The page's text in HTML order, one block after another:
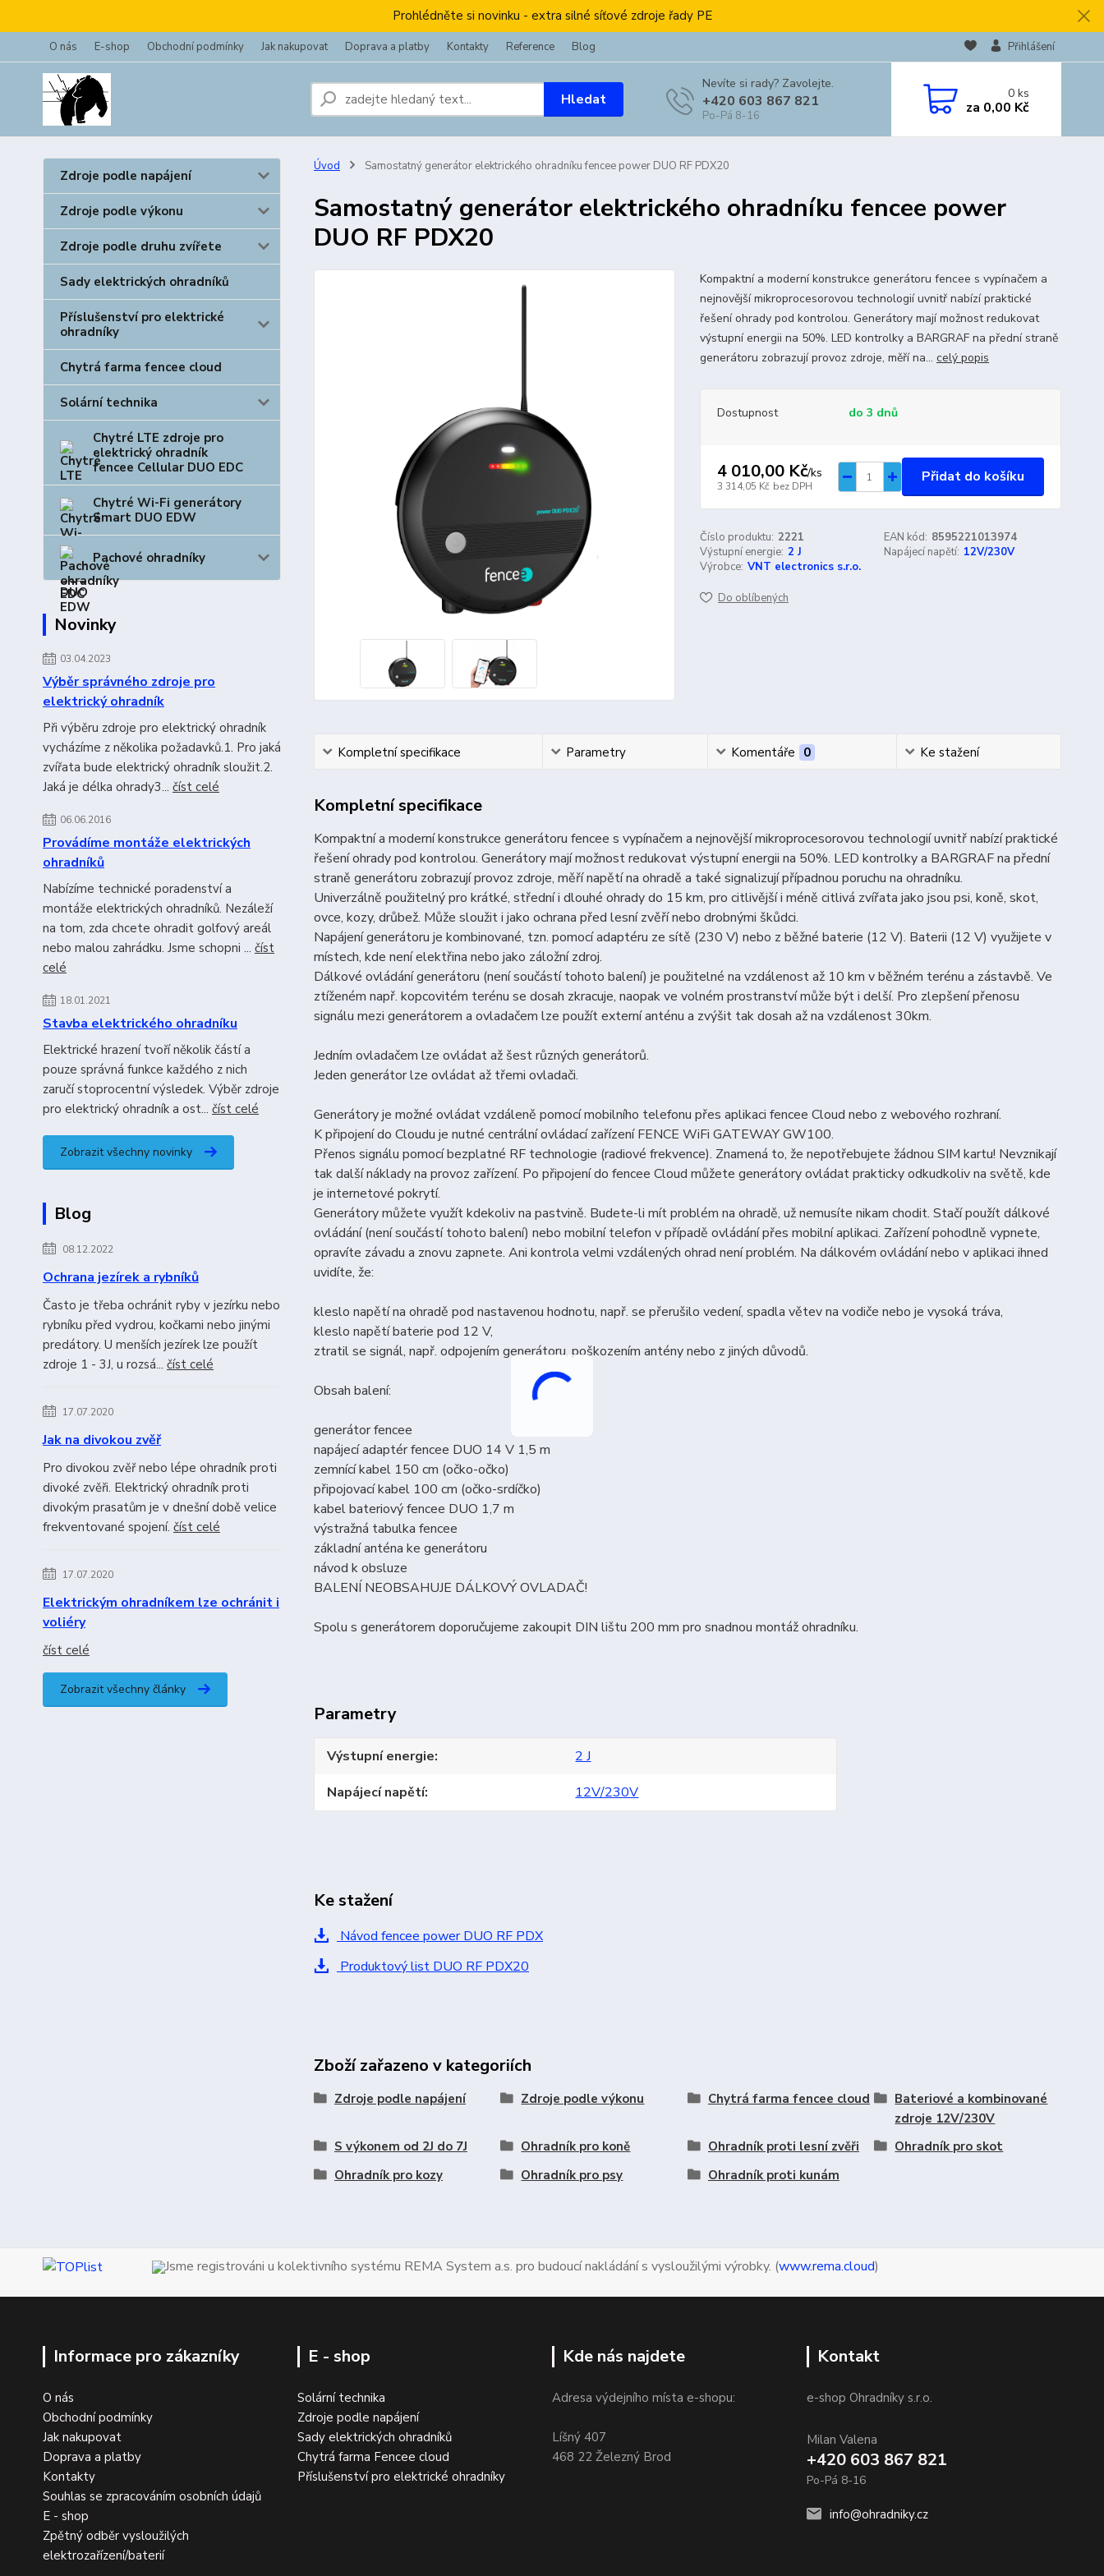
Prohlédněte si novinku - extra silné síťové zdroje řady PE
O nás E-shop Obchodní podmínky Jak nakupovat Doprava a platby Kontakty Reference Blog Přihlášení
Hledat
Nevíte si rady? Zavolejte.
+420 603 867 821
Po-Pá 8-16
0ks
za 0,00 Kč
Zdroje podle napájení
Zdroje podle výkonu
Zdroje podle druhu zvířete
Sady elektrických ohradníků
Příslušenství pro elektrické
ohradníky
Chytrá farma fencee cloud
Solární technika
Chytré LTE zdroje pro
elektrický ohradník
fencee Cellular DUO EDC
Chytré Wi-Fi generátory
Smart DUO EDW
Pachové ohradníky
Novinky
03.04.2023
Výběr správného zdroje pro
elektrický ohradník
Při výběru zdroje pro elektrický ohradník
vycházíme z několika požadavků.1. Pro jaká
zvířata bude elektrický ohradník sloužit.2.
Jaká je délka ohrady3... číst celé
06.06.2016
Provádíme montáže elektrických
ohradníků
Nabízíme technické poradenství a
montáže elektrických ohradníků. Nezáleží
na tom, zda chcete ohradit golfový areál
nebo malou zahrádku. Jsme schopni ... číst
celé
18.01.2021
Stavba elektrického ohradníku
Elektrické hrazení tvoří několik částí a
pouze správná funkce každého z nich
zaručí stoprocentní výsledek. Výběr zdroje
pro elektrický ohradník a ost... číst celé
Zobrazit všechny novinky
Blog
08.12.2022
Ochrana jezírek a rybníků
Často je třeba ochránit ryby v jezírku nebo
rybníku před vydrou, kočkami nebo jinými
predátory. U menších jezírek lze použít
zdroje 1 - 3J, u rozsá... číst celé
17.07.2020
Jak na divokou zvěř
Pro divokou zvěř nebo lépe ohradník proti
divoké zvěři. Elektrický ohradník proti
divokým prasatům je v dnešní době velice
frekventované spojení. číst celé
17.07.2020
Elektrickým ohradníkem lze ochránit i
voliéry
číst celé
Zobrazit všechny články
Úvod Samostatný generátor elektrického ohradníku fencee power DUO RF PDX20
Samostatný generátor elektrického ohradníku fencee power
DUO RF PDX20
Kompaktní a moderní konstrukce generátoru fencee s vypínačem a
nejnovější mikroprocesorovou technologií uvnitř nabízí praktické
řešení ohrady pod kontrolou. Generátory mají možnost redukovat
výstupní energii na 50%. LED kontrolky a BARGRAF na přední straně
generátoru zobrazují provoz zdroje, měří na... celý popis
Dostupnost do 3 dnů
4 010,00 Kč/ks
3 314,05 Kč bez DPH
Přidat do košíku
Číslo produktu: 2221 EAN kód: 8595221013974
Výstupní energie: 2 J Napájecí napětí: 12V/230V
Výrobce: VNT electronics s.r.o.
Do oblíbených
Kompletní specifikace Parametry Komentáře 0 Ke stažení
Kompletní specifikace
Kompaktní a moderní konstrukce generátoru fencee s vypínačem a nejnovější mikroprocesorovou technologií uvnitř nabízí praktické
řešení ohrady pod kontrolou. Generátory mají možnost redukovat výstupní energii na 50%. LED kontrolky a BARGRAF na přední
straně generátoru zobrazují provoz zdroje, měří napětí na ohradě a také signalizují případnou poruchu na ohradníku.
Univerzálně použitelný pro krátké, střední i dlouhé ohrady do 15 km, pro citlivější i méně citlivá zvířata jako jsou psi, koně, skot,
ovce, kozy, drůbež. Může sloužit i jako ochrana před lesní zvěří nebo drobnými škůdci.
Napájení generátoru je kombinované, tzn. pomocí adaptéru ze sítě (230 V) nebo z běžné baterie (12 V). Baterii (12 V) využijete v
místech, kde není elektřina nebo jako záložní zdroj.
Dálkové ovládání generátoru (není součástí tohoto balení) je použitelné na vzdálenost až 10 km v běžném terénu a zástavbě. Ve
ztíženém např. kopcovitém terénu se dosah zkracuje, naopak ve volném prostranství může být i delší. Pro zlepšení přenosu
signálu mezi generátorem a ovladačem lze použít externí anténu a zvýšit tak dosah až na vzdálenost 30km.
Jedním ovladačem lze ovládat až šest různých generátorů.
Jeden generátor lze ovládat až třemi ovladači.
Generátory je možné ovládat vzdáleně pomocí mobilního telefonu přes aplikaci fencee Cloud nebo z webového rozhraní.
K připojení do Cloudu je nutné centrální ovládací zařízení FENCE WiFi GATEWAY GW100.
Přenos signálu pomocí bezplatné RF technologie (radiové frekvence). Znamená to, že nepotřebujete žádnou SIM kartu! Nevznikají
tak další náklady na provoz zařízení. Po připojení do fencee Cloud můžete generátory ovládat prakticky odkudkoliv na světě, kde
je internetové pokrytí.
Generátory můžete využít kdekoliv na pastvině. Budete-li mít problém na ohradě, už nemusíte nikam chodit. Stačí použít dálkové
ovládání (není součástí tohoto balení) nebo mobilní telefon v případě ovládání přes mobilní aplikaci. Zařízení pohodlně vypnete,
opravíte závadu a znovu zapnete. Ani kontrola velmi vzdálených ohrad není problém. Na dálkovém ovládání nebo v aplikaci ihned
uvidíte, že:
kleslo napětí na ohradě pod nastavenou hodnotu, např. se přerušilo vedení, spadla větev na vodiče nebo je vysoká tráva,
kleslo napětí baterie pod 12 V,
ztratil se signál, např. odpojením generátoru, poškozením antény nebo z jiných důvodů.
Obsah balení:
generátor fencee
napájecí adaptér fencee DUO 14 V 1,5 m
zemnící kabel 150 cm (očko-očko)
připojovací kabel 100 cm (očko-srdíčko)
kabel bateriový fencee DUO 1,7 m
výstražná tabulka fencee
základní anténa ke generátoru
návod k obsluze
BALENÍ NEOBSAHUJE DÁLKOVÝ OVLADAČ!
Spolu s generátorem doporučujeme zakoupit DIN lištu 200 mm pro snadnou montáž ohradníku.
Parametry
Výstupní energie
2 J
Napájecí napětí
12V/230V
Ke stažení
Návod fencee power DUO RF PDX
Produktový list DUO RF PDX20
Zboží zařazeno v kategoriích
Zdroje podle napájení Zdroje podle výkonu Chytrá farma fencee cloud
Bateriové a kombinované
zdroje 12V/230V
S výkonem od 2J do 7J
Ohradník pro koně Ohradník proti lesní zvěři
Ohradník pro skot
Ohradník pro kozy
Ohradník pro psy Ohradník proti kunám
Jsme registrováni u kolektivního systému REMA System a.s. pro budoucí nakládání s vysloužilými výrobky. (www.rema.cloud)
Informace pro zákazníky
O nás
Obchodní podmínky
Jak nakupovat
Doprava a platby
Kontakty
Souhlas se zpracováním osobních údajů
E - shop
Zpětný odběr vysloužilých
elektrozařízení/baterií
E - shop
Solární technika
Zdroje podle napájení
Sady elektrických ohradníků
Chytrá farma Fencee cloud
Příslušenství pro elektrické ohradníky
Kde nás najdete
Adresa výdejního místa e-shopu:
Líšný 407
468 22 Železný Brod
Kontakt
e-shop Ohradníky s.r.o.
Milan Valena
+420 603 867 821
Po-Pá 8-16
info@ohradniky.cz